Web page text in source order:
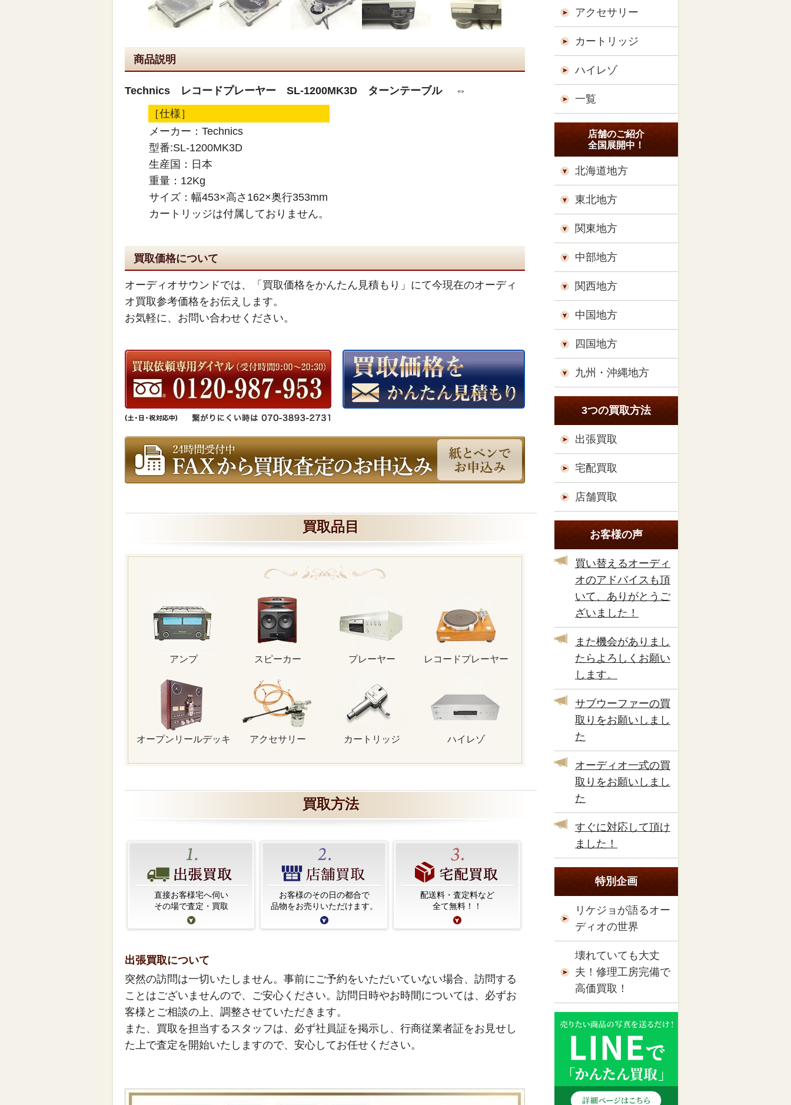
商品説明
Technics レコードプレーヤー SL-1200MK3D ターンテーブル ⇔
［仕様］
メーカー：Technics
型番:SL-1200MK3D
生産国：日本
重量：12Kg
サイズ：幅453×高さ162×奥行353mm
カートリッジは付属しておりません。
買取価格について
オーディオサウンドでは、「買取価格をかんたん見積もり」にて今現在のオーディ
オ買取参考価格をお伝えします。
お気軽に、お問い合わせください。
買取品目
アンプ スピーカー プレーヤー レコードプレーヤー
オープンリールデッキ アクセサリー カートリッジ ハイレゾ
買取方法
直接お客様宅へ伺い
その場で査定・買取
お客様のその日の都合で
品物をお売りいただけます。
配送料・査定料など
全て無料！！
出張買取について
突然の訪問は一切いたしません。事前にご予約をいただいていない場合、訪問する
ことはございませんので、ご安心ください。訪問日時やお時間については、必ずお
客様とご相談の上、調整させていただきます。
また、買取を担当するスタッフは、必ず社員証を掲示し、行商従業者証をお見せし
た上で査定を開始いたしますので、安心してお任せください。
アクセサリー
カートリッジ
ハイレゾ
一覧
店舗のご紹介
全国展開中！
北海道地方
東北地方
関東地方
中部地方
関西地方
中国地方
四国地方
九州・沖縄地方
3つの買取方法
出張買取
宅配買取
店舗買取
お客様の声
買い替えるオーディ
オのアドバイスも頂
いて、ありがとうご
ざいました！
また機会がありまし
たらよろしくお願い
します。
サブウーファーの買
取りをお願いしまし
た
オーディオ一式の買
取りをお願いしまし
た
すぐに対応して頂け
ました！
特別企画
リケジョが語るオー
ディオの世界
壊れていても大丈
夫！修理工房完備で
高価買取！